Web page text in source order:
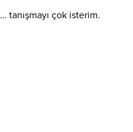
… tanışmayı çok isterim.